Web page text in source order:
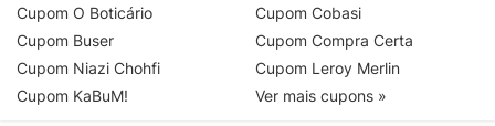
Cupom O Boticário
Cupom Buser
Cupom Niazi Chohfi
Cupom KaBuM!
Cupom Cobasi
Cupom Compra Certa
Cupom Leroy Merlin
Ver mais cupons »